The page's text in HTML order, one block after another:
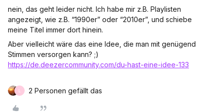
nein, das geht leider nicht. Ich habe mir z.B. Playlisten
angezeigt, wie z.B. “1990er” oder “2010er”, und schiebe
meine Titel immer dort hinein.
Aber vielleicht wäre das eine Idee, die man mit genügend
Stimmen versorgen kann? ;)
https://de.deezercommunity.com/du-hast-eine-idee-133
2 Personen gefällt das